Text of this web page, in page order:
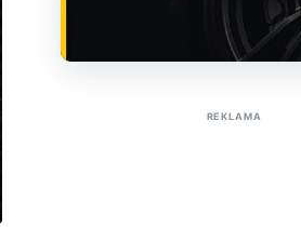
REKLAMA